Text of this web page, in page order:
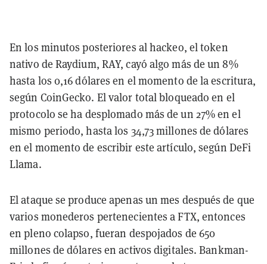
En los minutos posteriores al hackeo, el token
nativo de Raydium, RAY, cayó algo más de un 8%
hasta los 0,16 dólares en el momento de la escritura,
según CoinGecko. El valor total bloqueado en el
protocolo se ha desplomado más de un 27% en el
mismo periodo, hasta los 34,73 millones de dólares
en el momento de escribir este artículo, según DeFi
Llama.
El ataque se produce apenas un mes después de que
varios monederos pertenecientes a FTX, entonces
en pleno colapso, fueran despojados de 650
millones de dólares en activos digitales. Bankman-